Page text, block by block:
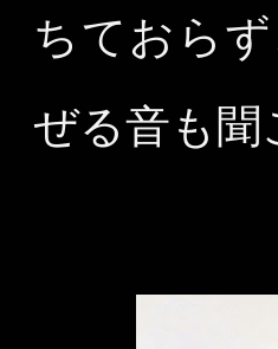
ちておら
ぜる音も聞